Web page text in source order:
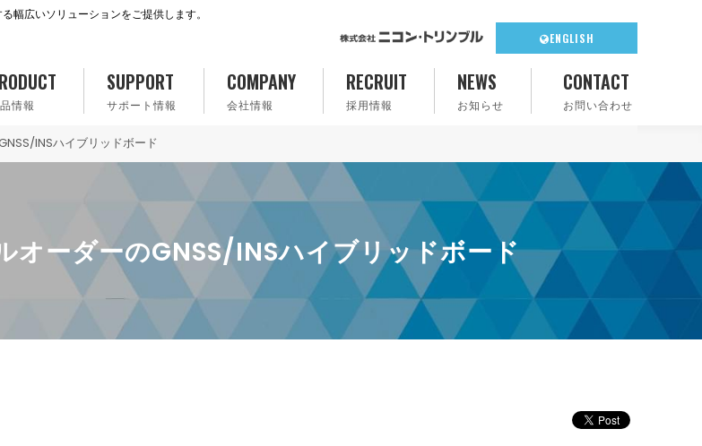
幅広いソリューションをご提供します。
ENGLISH
情報
SUPPORT
サポート情報
COMPANY
会社情報
RECRUIT
採用情報
NEWS
お知らせ
CONTACT
お問い合わせ
INSハイブリッドボード
ーダーのGNSS/INSハイブリッドボード